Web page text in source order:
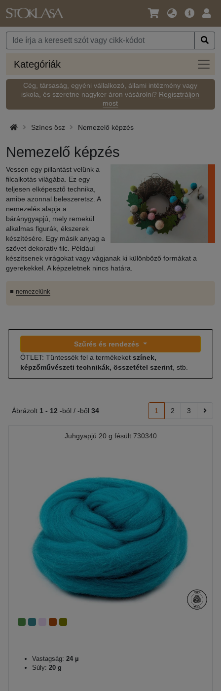
Nyelv
Pénznem
Fő
Kategóriák
Cég, társaság, egyéni vállalkozó, állami intézmény vagy
iskola, és szeretne nagyker áron vásárolni? Regisztráljon
most
Színes ösz Nemezelő képzés
Nemezelő képzés
Vessen egy pillantást velünk a
filcalkotás világába. Ez egy
teljesen elképesztő technika,
amibe azonnal beleszeretsz. A
nemezelés alapja a
báránygyapjú, mely remekül
alkalmas figurák, ékszerek
készítésére. Egy másik anyag a
szövet dekoratív filc. Például
készítsenek virágokat vagy vágjanak ki különböző formákat a
gyerekekkel. A képzeletnek nincs határa.
■ nemezelünk
Szűrés és rendezés
ÖTLET: Tüntessék fel a termékeket színek,
képzőművészeti technikák, összetétel szerint , stb.
Ábrázolt 1 - 12 -ból / -ből 34 1 2 3
Juhgyapjú 20 g fésült 730340
Vastagság: 24 µ
Súly: 20 g